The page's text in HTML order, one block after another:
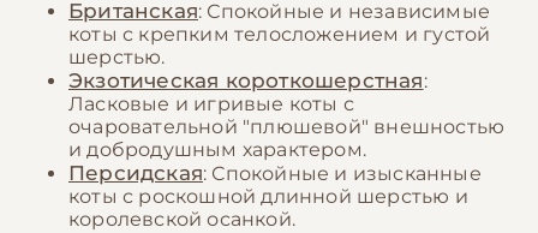
Британская: Спокойные и независимые
коты с крепким телосложением и густой
шерстью.
Экзотическая короткошерстная:
Ласковые и игривые коты с
очаровательной "плюшевой" внешностью
и добродушным характером.
Персидская: Спокойные и изысканные
коты с роскошной длинной шерстью и
королевской осанкой.